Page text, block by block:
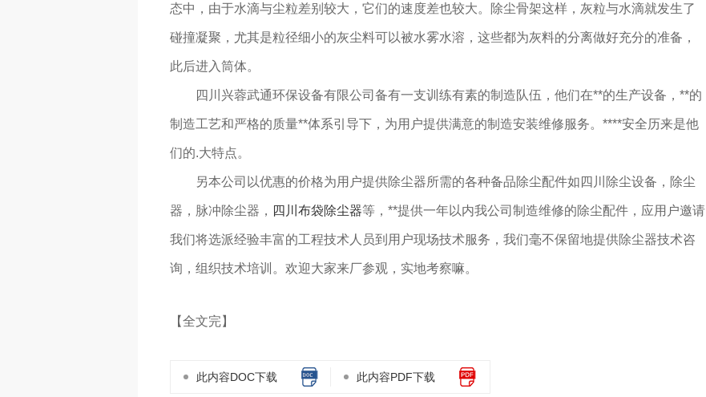
态中，由于水滴与尘粒差别较大，它们的速度差也较大。除尘骨架这样，灰粒与水滴就发生了
碰撞凝聚，尤其是粒径细小的灰尘料可以被水雾水溶，这些都为灰料的分离做好充分的准备，
此后进入筒体。
四川兴蓉武通环保设备有限公司备有一支训练有素的制造队伍，他们在**的生产设备，**的
制造工艺和严格的质量**体系引导下，为用户提供满意的制造安装维修服务。****安全历来是他
们的.大特点。
另本公司以优惠的价格为用户提供除尘器所需的各种备品除尘配件如四川除尘设备，除尘
器，脉冲除尘器， 四川布袋除尘器等，**提供一年以内我公司制造维修的除尘配件，应用户邀请
我们将选派经验丰富的工程技术人员到用户现场技术服务，我们毫不保留地提供除尘器技术咨
询，组织技术培训。欢迎大家来厂参观，实地考察嘛。
【全文完】
此内容DOC下载 此内容PDF下载